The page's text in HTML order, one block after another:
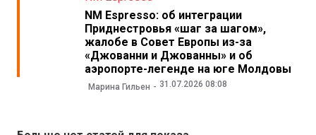
NM Espresso: об интеграции
Приднестровья «шаг за шагом»,
жалобе в Совет Европы из-за
«Джованни и Джованны» и об
аэропорте-легенде на юге Молдовы
Марина Гильен 31.07.2026 08:08